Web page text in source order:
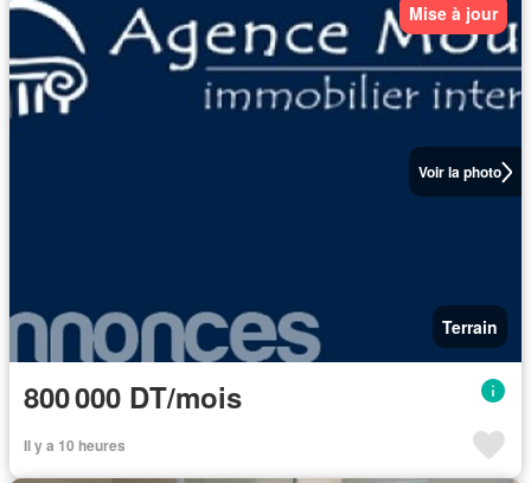
Voir la photo
Mise à jour
Terrain
800 000 DT/mois
Il y a 10 heures